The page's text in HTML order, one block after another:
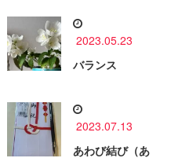
2023.05.23
バランス
2023.07.13
あわび結び（あ